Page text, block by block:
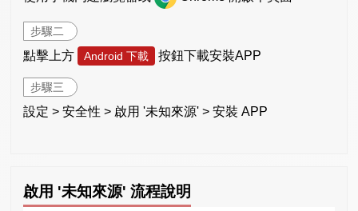
步驟二
點擊上方 Android 下載 按鈕下載安裝APP
步驟三
設定 > 安全性 > 啟用 '未知來源' > 安裝 APP
啟用 '未知來源' 流程說明